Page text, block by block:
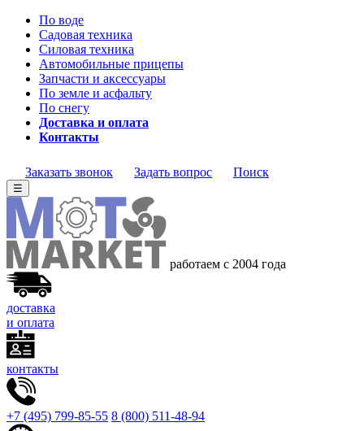
По воде
Садовая техника
Силовая техника
Автомобильные прицепы
Запчасти и аксессуары
По земле и асфальту
По снегу
Доставка и оплата
Контакты
Заказать звонок Задать вопрос Поиск
☰
работаем с 2004 года
доставка
и оплата
контакты
+7 (495) 799-85-55 8 (800) 511-48-94